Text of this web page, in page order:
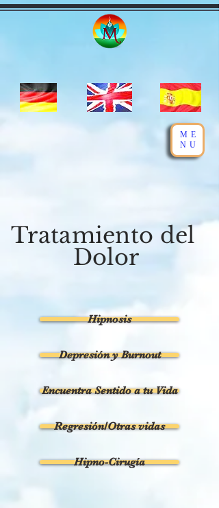
ME
NU
Tratamiento del
Dolor
Hipnosis
Depresión y Burnout
Encuentra Sentido a tu Vida
Hipno-Cirugía
Regresión/Otras vidas